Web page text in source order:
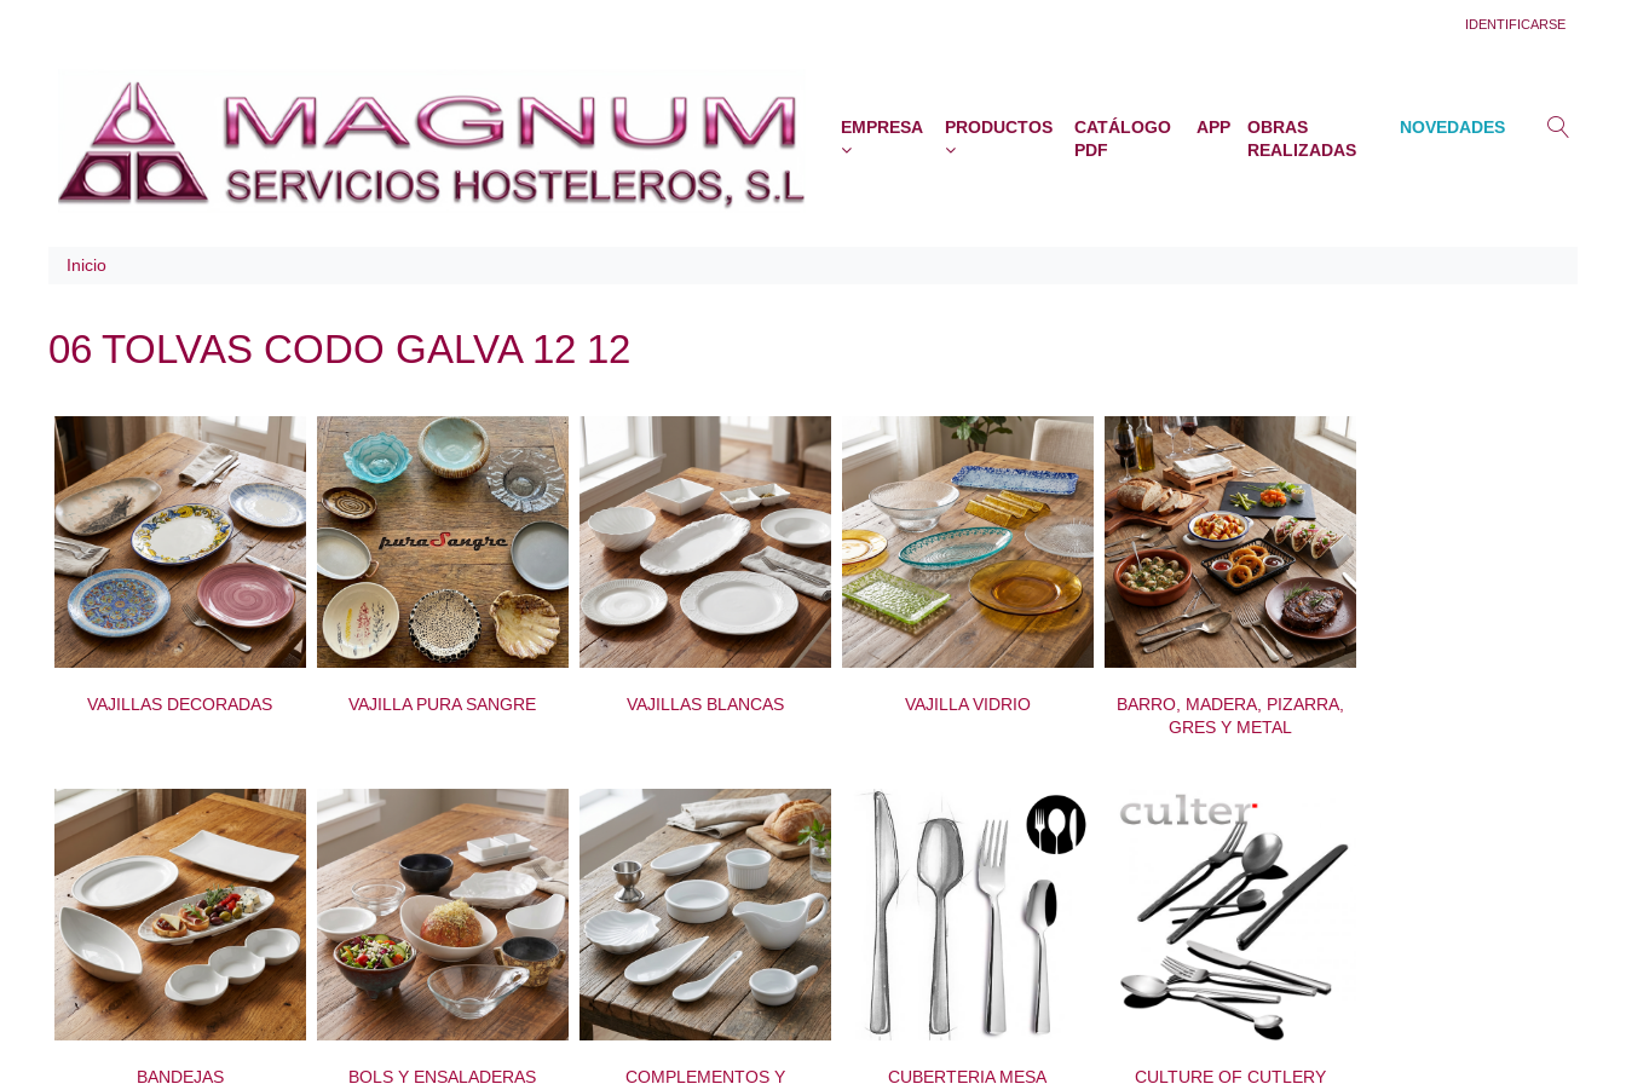
IDENTIFICARSE
EMPRESA PRODUCTOS
CATÁLOGO
PDF
APP
OBRAS
REALIZADAS
NOVEDADES
Inicio
06 TOLVAS CODO GALVA 12 12
VAJILLAS DECORADAS VAJILLA PURA SANGRE VAJILLAS BLANCAS VAJILLA VIDRIO
BARRO, MADERA, PIZARRA,
GRES Y METAL
BANDEJAS BOLS Y ENSALADERAS
COMPLEMENTOS Y
CUBERTERIA MESA CULTURE OF CUTLERY